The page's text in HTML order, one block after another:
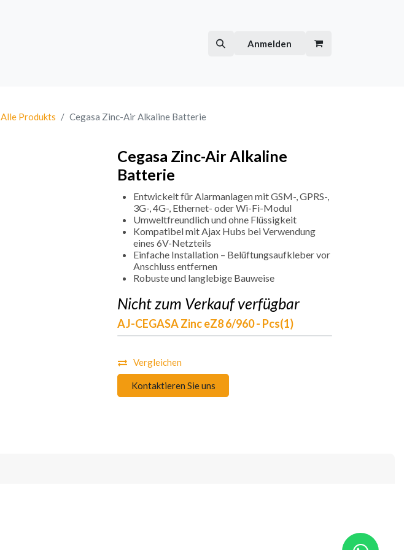
Anmelden
Alle Produkts Cegasa Zinc-Air Alkaline Batterie
Cegasa Zinc-Air Alkaline
Batterie
Entwickelt für Alarmanlagen mit GSM-, GPRS-,
3G-, 4G-, Ethernet- oder Wi-Fi-Modul
Umweltfreundlich und ohne Flüssigkeit
Kompatibel mit Ajax Hubs bei Verwendung
eines 6V-Netzteils
Einfache Installation – Belüftungsaufkleber vor
Anschluss entfernen
Robuste und langlebige Bauweise
Nicht zum Verkauf verfügbar
AJ-CEGASA Zinc eZ8 6/960 - Pcs(1)
Vergleichen
Kontaktieren Sie uns